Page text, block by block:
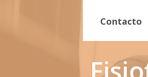
Contacto